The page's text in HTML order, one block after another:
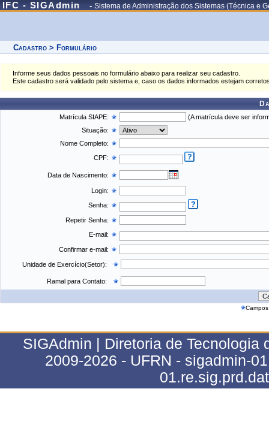
IFC - SIGAdmin -Sistema de Administração dos Sistemas (Técnica e
Cadastro > Formulário
Informe seus dados pessoais no formulário abaixo para realizar seu cadastro.
Este cadastro será validado pelo sistema e, caso os dados informados estejam
Matrícula SIAPE:
(A matrícula deve ser
Situação:
Nome Completo:
CPF:
Data de Nascimento:
Login:
Senha:
Repetir Senha:
E-mail:
Confirmar e-mail:
Unidade de Exercício(Setor):
Ramal para Contato:
SIGAdmin | Diretoria de
2009-2026 - UFRN - sigadmin-